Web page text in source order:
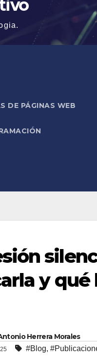
DE PÁGINAS WEB
y qué
Herrera Morales
#Blog,